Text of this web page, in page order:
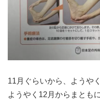
11月ぐらいから、ようや
ようやく12月からまとも